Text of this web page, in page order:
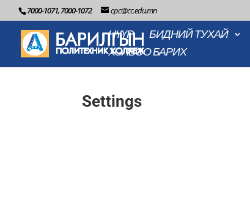
7000-1071, 7000-1072 cpc@cc.edu.mn
НҮҮР БИДНИЙ ТУХАЙ
ХОЛБОО БАРИХ
Settings